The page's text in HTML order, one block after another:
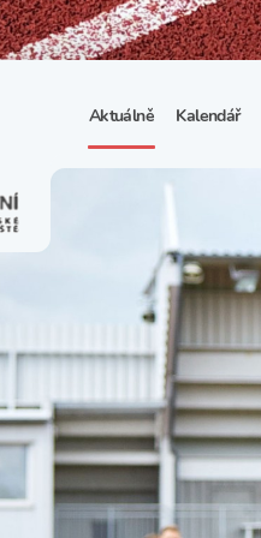
Aktuálně Kalendář